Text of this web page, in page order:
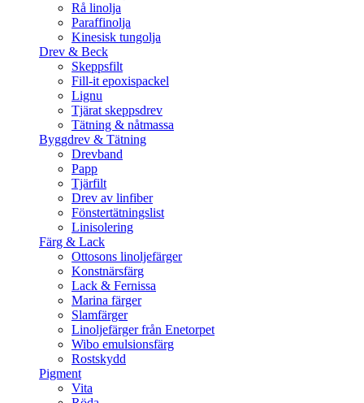
Rå linolja
Paraffinolja
Kinesisk tungolja
Drev & Beck
Skeppsfilt
Fill-it epoxispackel
Lignu
Tjärat skeppsdrev
Tätning & nåtmassa
Byggdrev & Tätning
Drevband
Papp
Tjärfilt
Drev av linfiber
Fönstertätningslist
Linisolering
Färg & Lack
Ottosons linoljefärger
Konstnärsfärg
Lack & Fernissa
Marina färger
Slamfärger
Linoljefärger från Enetorpet
Wibo emulsionsfärg
Rostskydd
Pigment
Vita